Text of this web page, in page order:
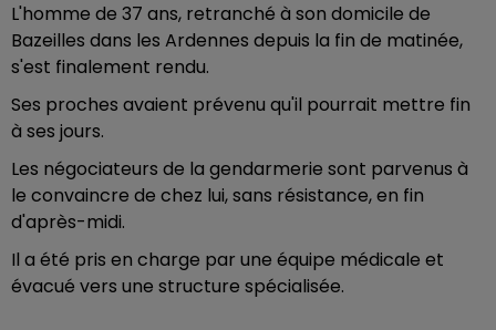
L'homme de 37 ans, retranché à son domicile de
Bazeilles dans les Ardennes depuis la fin de matinée,
s'est finalement rendu.
Ses proches avaient prévenu qu'il pourrait mettre fin
à ses jours.
Les négociateurs de la gendarmerie sont parvenus à
le convaincre de chez lui, sans résistance, en fin
d'après-midi.
Il a été pris en charge par une équipe médicale et
évacué vers une structure spécialisée.